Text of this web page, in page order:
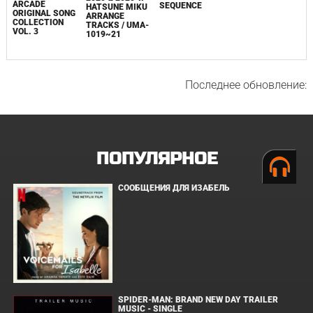
ARCADE
ORIGINAL SONG
COLLECTION
VOL. 3
HATSUNE MIKU
ARRANGE
TRACKS / UMA-
1019~21
SEQUENCE
Последнее обновление:
ПОПУЛЯРНОЕ
СООБЩЕНИЯ ДЛЯ ИЗАБЕЛЬ
SPIDER-MAN: BRAND NEW DAY TRAILER
MUSIC - SINGLE